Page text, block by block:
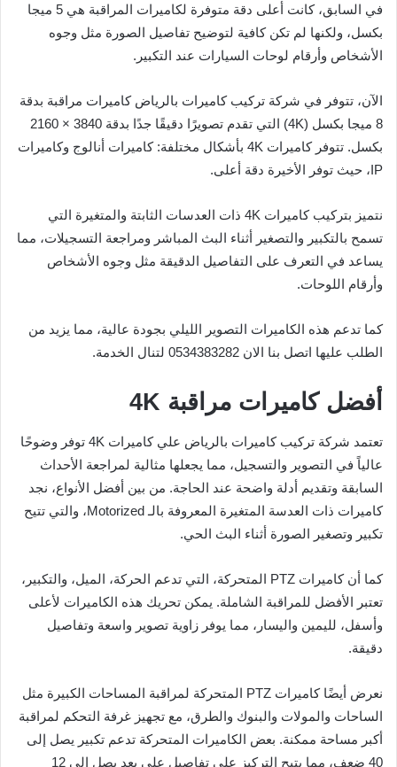
في السابق، كانت أعلى دقة متوفرة لكاميرات المراقبة هي 5 ميجا
بكسل، ولكنها لم تكن كافية لتوضيح تفاصيل الصورة مثل وجوه
الأشخاص وأرقام لوحات السيارات عند التكبير.
الآن، تتوفر في شركة تركيب كاميرات بالرياض كاميرات مراقبة بدقة
8 ميجا بكسل (4K) التي تقدم تصويرًا دقيقًا جدًا بدقة 3840 × 2160
بكسل. تتوفر كاميرات 4K بأشكال مختلفة: كاميرات أنالوج وكاميرات
IP، حيث توفر الأخيرة دقة أعلى.
نتميز بتركيب كاميرات 4K ذات العدسات الثابتة والمتغيرة التي
تسمح بالتكبير والتصغير أثناء البث المباشر ومراجعة التسجيلات، مما
يساعد في التعرف على التفاصيل الدقيقة مثل وجوه الأشخاص
وأرقام اللوحات.
كما تدعم هذه الكاميرات التصوير الليلي بجودة عالية، مما يزيد من
الطلب عليها اتصل بنا الان 0534383282 لتنال الخدمة.
أفضل كاميرات مراقبة 4K
تعتمد شركة تركيب كاميرات بالرياض علي كاميرات 4K توفر وضوحًا
عالياً في التصوير والتسجيل، مما يجعلها مثالية لمراجعة الأحداث
السابقة وتقديم أدلة واضحة عند الحاجة. من بين أفضل الأنواع، نجد
كاميرات ذات العدسة المتغيرة المعروفة بالـ Motorized، والتي تتيح
تكبير وتصغير الصورة أثناء البث الحي.
كما أن كاميرات PTZ المتحركة، التي تدعم الحركة، الميل، والتكبير،
تعتبر الأفضل للمراقبة الشاملة. يمكن تحريك هذه الكاميرات لأعلى
وأسفل، لليمين واليسار، مما يوفر زاوية تصوير واسعة وتفاصيل
دقيقة.
نعرض أيضًا كاميرات PTZ المتحركة لمراقبة المساحات الكبيرة مثل
الساحات والمولات والبنوك والطرق، مع تجهيز غرفة التحكم لمراقبة
أكبر مساحة ممكنة. بعض الكاميرات المتحركة تدعم تكبير يصل إلى
40 ضعف، مما يتيح التركيز على تفاصيل على بعد يصل إلى 12